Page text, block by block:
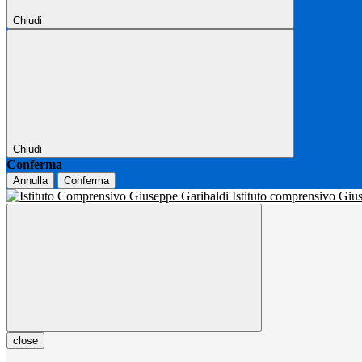
Chiudi
Chiudi
Conferma
Annulla Conferma
Istituto comprensivo
close